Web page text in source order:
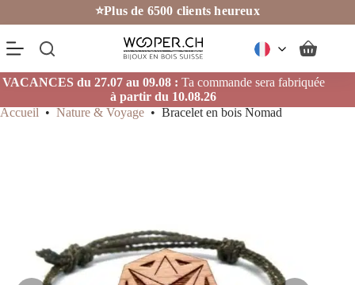
⭐Plus de 6500 clients heureux
Panier
VACANCES du 27.07 au 09.08 : Ta commande sera fabriquée
à partir du 10.08.26
Accueil • Nature & Voyage • Bracelet en bois Nomad